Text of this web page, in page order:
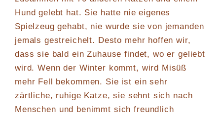
Hund gelebt hat. Sie hatte nie eigenes
Spielzeug gehabt, nie wurde sie von jemanden
jemals gestreichelt. Desto mehr hoffen wir,
dass sie bald ein Zuhause findet, wo er geliebt
wird. Wenn der Winter kommt, wird Misüß
mehr Fell bekommen. Sie ist ein sehr
zärtliche, ruhige Katze, sie sehnt sich nach
Menschen und benimmt sich freundlich